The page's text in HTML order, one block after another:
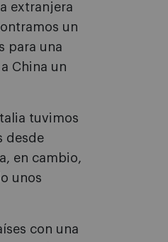
extranjera
un
para una
China un
tuvimos
desde
en cambio,
unos
con una